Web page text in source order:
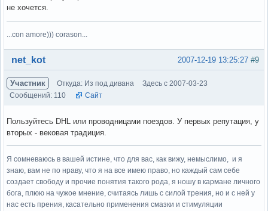
не хочется.
...con amore))) corason...
Вне форума #9
2007-12-19 13:25:27
net_kot
Участник Откуда: Из под дивана
Здесь с 2007-03-23
Сообщений: 110
Сайт
Пользуйтесь DHL или проводницами поездов. У первых репутация, у
вторых - вековая традиция.
Я сомневаюсь в вашей истине, что для вас, как вижу, немыслимо, и я
знаю, вам не по нраву, что я на все имею право, но каждый сам себе
создает свободу и прочие понятия такого рода, я ношу в кармане личного
бога, плюю на чужое мнение, считаясь лишь с силой трения, но и с ней у
нас есть прения, касательно применения смазки и стимуляции